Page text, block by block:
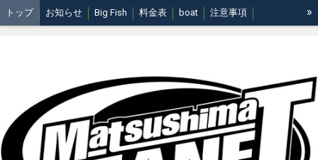
トップ お知らせ Big Fish 料金表 boat 注意事項 »